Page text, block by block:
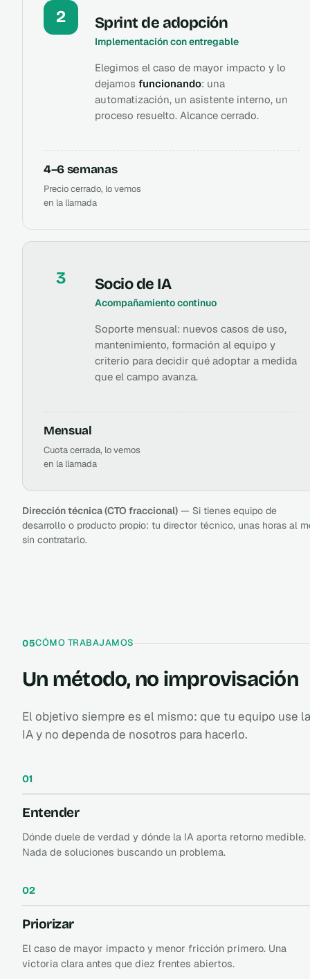
2 Sprint de adopción
Implementación con entregable
Elegimos el caso de mayor impacto y lo
dejamos funcionando: una
automatización, un asistente interno, un
proceso resuelto. Alcance cerrado.
4–6 semanas
Precio cerrado, lo vemos
en la llamada
3 Socio de IA
Acompañamiento continuo
Soporte mensual: nuevos casos de uso,
mantenimiento, formación al equipo y
criterio para decidir qué adoptar a medida
que el campo avanza.
Mensual
Cuota cerrada, lo vemos
en la llamada
Dirección técnica (CTO fraccional) — Si tienes equipo de
desarrollo o producto propio: tu director técnico, unas horas al
sin contratarlo.
05CÓMO TRABAJAMOS
Un método, no improvisación
El objetivo siempre es el mismo: que tu equipo use la
IA y no dependa de nosotros para hacerlo.
Entender
Dónde duele de verdad y dónde la IA aporta retorno medible.
Nada de soluciones buscando un problema.
Priorizar
El caso de mayor impacto y menor fricción primero. Una
victoria clara antes que diez frentes abiertos.